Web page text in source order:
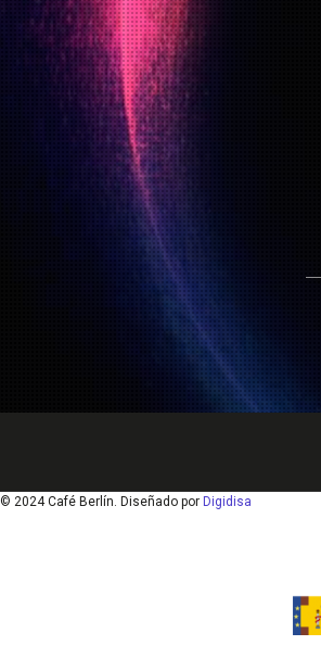
© 2024 Café Berlín. Diseñado por Digidisa